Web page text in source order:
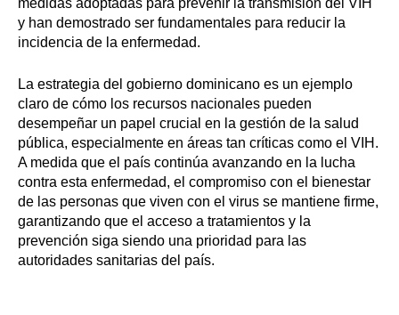
medidas adoptadas para prevenir la transmisión del VIH
y han demostrado ser fundamentales para reducir la
incidencia de la enfermedad.
La estrategia del gobierno dominicano es un ejemplo
claro de cómo los recursos nacionales pueden
desempeñar un papel crucial en la gestión de la salud
pública, especialmente en áreas tan críticas como el VIH.
A medida que el país continúa avanzando en la lucha
contra esta enfermedad, el compromiso con el bienestar
de las personas que viven con el virus se mantiene firme,
garantizando que el acceso a tratamientos y la
prevención siga siendo una prioridad para las
autoridades sanitarias del país.